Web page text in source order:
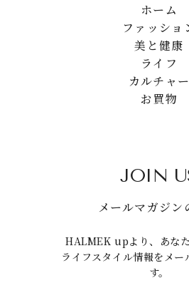
ホーム
ファッショ
美と健康
ライフ
カルチャー
お買物
JOIN
メールマガジン
HALMEK upより、あな
ライフスタイル情報をメー
す。